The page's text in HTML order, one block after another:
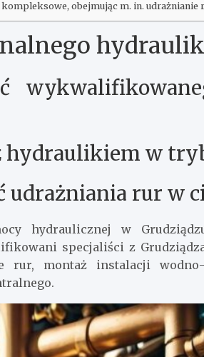
obejmując m. in.
hydraulikiem w
rur w
hydraulicznej w
specjaliści z
montaż instalacji wodno-